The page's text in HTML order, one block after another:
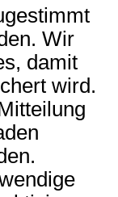
Wir
damit
wird.